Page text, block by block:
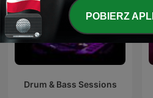
Drum & Bass Sessions
POBIERZ